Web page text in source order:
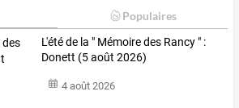
Populaires
L'été de la " Mémoire des Rancy " :
Donett (5 août 2026)
4 août 2026